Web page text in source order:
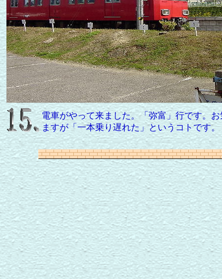
電車がやって来ました。「弥富」行です。
ますが「一本乗り遅れた」というコトです。